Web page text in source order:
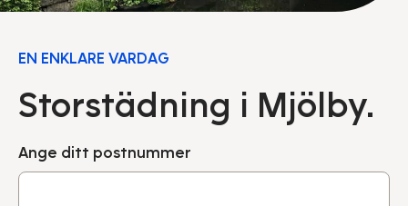
EN ENKLARE VARDAG
Storstädning i Mjölby.
Ange ditt postnummer